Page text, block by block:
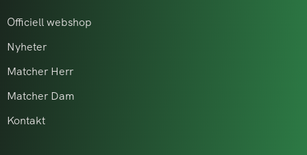
Officiell webshop
Nyheter
Matcher Herr
Matcher Dam
Kontakt